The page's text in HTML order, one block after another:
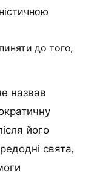
до того,
назвав
його
свята,